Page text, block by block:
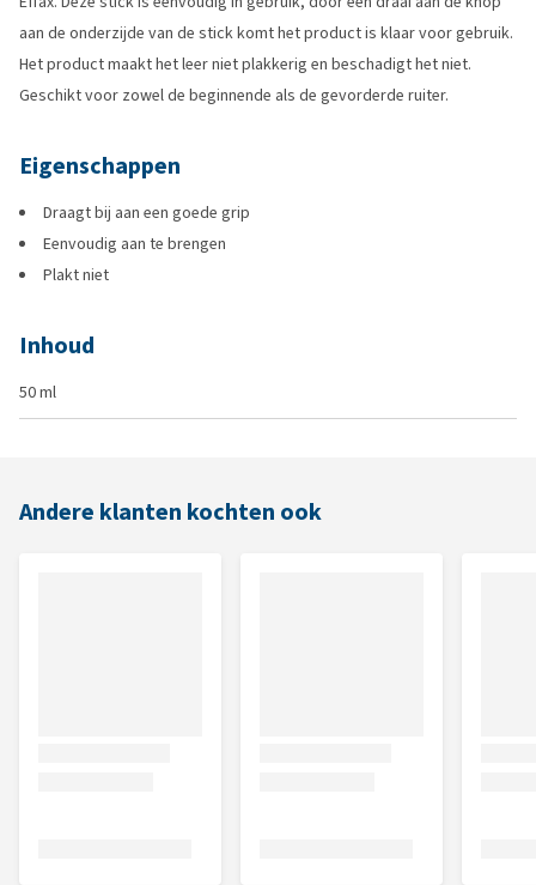
aan de onderzijde van de stick komt het product is klaar voor gebruik.
Het product maakt het leer niet plakkerig en beschadigt het niet.
Geschikt voor zowel de beginnende als de gevorderde ruiter.
Eigenschappen
Draagt bij aan een goede grip
Eenvoudig aan te brengen
Plakt niet
Inhoud
50 ml
Andere klanten kochten ook